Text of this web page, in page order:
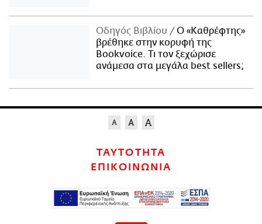
Οδηγός Βιβλίου
Ο «Καθρέφτης»
βρέθηκε στην κορυφή της
Bookvoice. Τι τον ξεχώρισε
ανάμεσα στα μεγάλα best sellers;
ΤΑΥΤΟΤΗΤΑ
ΕΠΙΚΟΙΝΩΝΙΑ